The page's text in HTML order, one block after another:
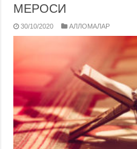
МЕРОСИ
30/10/2020 АЛЛОМАЛАР